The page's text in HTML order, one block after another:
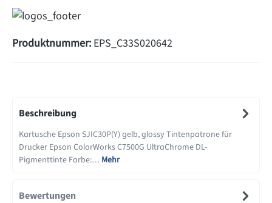
Produktnummer: EPS_C33S020642
Beschreibung
Kartusche Epson SJIC30P(Y) gelb, glossy Tintenpatrone für
Drucker Epson ColorWorks C7500G UltraChrome DL-
Pigmenttinte Farbe:… Mehr
Bewertungen